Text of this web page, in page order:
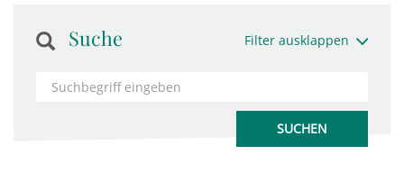
Suche Filter ausklappen